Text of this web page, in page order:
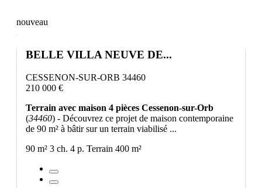
nouveau
BELLE VILLA NEUVE DE...
CESSENON-SUR-ORB 34460
210 000 €
Terrain avec maison 4 pièces Cessenon-sur-Orb
(34460) - Découvrez ce projet de maison contemporaine
de 90 m² à bâtir sur un terrain viabilisé ...
90 m² 3 ch. 4 p. Terrain 400 m²